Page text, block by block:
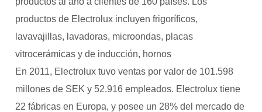
productos de Electrolux incluyen frigoríficos,
lavavajillas, lavadoras, microondas, placas
vitrocerámicas y de inducción, hornos
En 2011, Electrolux tuvo ventas por valor de 101.598
millones de SEK y 52.916 empleados. Electrolux tiene
22 fábricas en Europa, y posee un 28% del mercado de